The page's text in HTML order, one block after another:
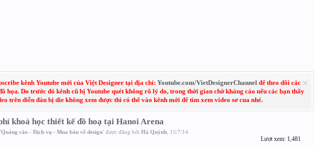
kênh Youtube mới của Việt Designer tại địa chỉ: Youtube.com/VietDesignerChannelđể theo dõi các
họa. Do trước đó kênh cũ bị Youtube quét không rõ lý do, trong thời gian chờ kháng cáo nếu các bạn thấy
trên diễn đàn bị die không xem được thì có thể vào kênh mới để tìm xem video sơ cua nhé.
khoá học thiết kế đồ hoạ tại Hanoi Arena
'Quảng cáo - Dịch vụ - Mua bán về design' được đăng bởi Hà Quỳnh, 15/7/14.
Lượt xem: 1,481